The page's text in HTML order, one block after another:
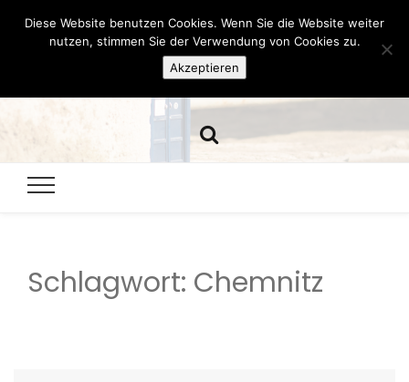
Hazamelistan
Schlagwort: Chemnitz
Diese Website benutzen Cookies. Wenn Sie die Website weiter
nutzen, stimmen Sie der Verwendung von Cookies zu.
Akzeptieren